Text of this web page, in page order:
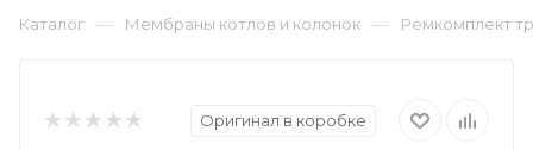
Каталог — Мембраны котлов и колонок — Ремкомплект
Оригинал в коробке